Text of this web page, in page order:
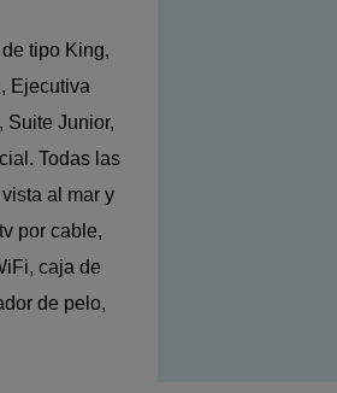
tipo King,
Ejecutiva
Suite Junior,
Todas las
al mar y
por cable,
caja de
de pelo,